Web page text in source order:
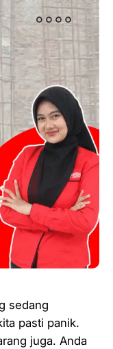
sedang
pasti panik.
juga. Anda